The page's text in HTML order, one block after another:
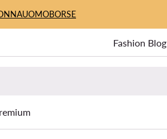
UOMOBORSE
Fashion Blog